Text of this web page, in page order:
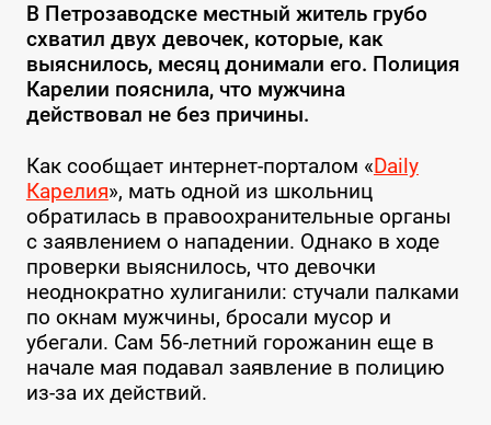
В Петрозаводске местный житель грубо
схватил двух девочек, которые, как
выяснилось, месяц донимали его. Полиция
Карелии пояснила, что мужчина
действовал не без причины.
Как сообщает интернет-порталом «Daily
Карелия», мать одной из школьниц
обратилась в правоохранительные органы
с заявлением о нападении. Однако в ходе
проверки выяснилось, что девочки
неоднократно хулиганили: стучали палками
по окнам мужчины, бросали мусор и
убегали. Сам 56-летний горожанин еще в
начале мая подавал заявление в полицию
из-за их действий.